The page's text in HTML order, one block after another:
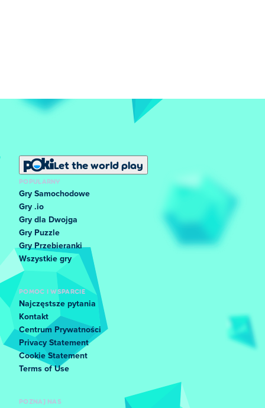
Let the world play
POPULARNY
Gry Samochodowe
Gry .io
Gry dla Dwojga
Gry Puzzle
Gry Przebieranki
Wszystkie gry
POMOC I WSPARCIE
Najczęstsze pytania
Kontakt
Centrum Prywatności
Privacy Statement
Cookie Statement
Terms of Use
POZNAJ NAS